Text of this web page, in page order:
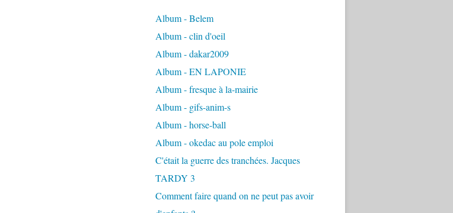
Album - Belem
Album - clin d'oeil
Album - dakar2009
Album - EN LAPONIE
Album - fresque à la-mairie
Album - gifs-anim-s
Album - horse-ball
Album - okedac au pole emploi
C'était la guerre des tranchées. Jacques
TARDY 3
Comment faire quand on ne peut pas avoir